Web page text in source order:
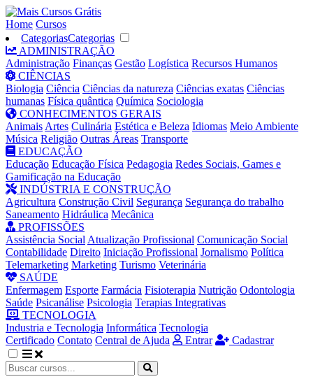
Home Cursos
CategoriasCategorias
ADMINISTRAÇÃO
Administração Finanças Gestão Logística Recursos Humanos
CIÊNCIAS
Biologia Ciência Ciências da natureza Ciências exatas Ciências
humanas Física quântica Química Sociologia
CONHECIMENTOS GERAIS
Animais Artes Culinária Estética e Beleza Idiomas Meio Ambiente
Música Religião Outras Áreas Transporte
EDUCAÇÃO
Educação Educação Física Pedagogia Redes Sociais, Games e
Gamificação na Educação
INDÚSTRIA E CONSTRUÇÃO
Agricultura Construção Civil Segurança Segurança do trabalho
Saneamento Hidráulica Mecânica
PROFISSÕES
Assistência Social Atualização Profissional Comunicação Social
Contabilidade Direito Iniciação Profissional Jornalismo Política
Telemarketing Marketing Turismo Veterinária
SAÚDE
Enfermagem Esporte Farmácia Fisioterapia Nutrição Odontologia
Saúde Psicanálise Psicologia Terapias Integrativas
TECNOLOGIA
Industria e Tecnologia Informática Tecnologia
Certificado Contato Central de Ajuda Entrar Cadastrar